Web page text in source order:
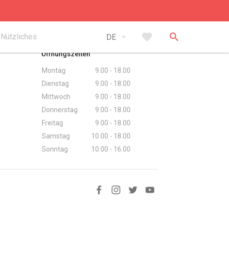
Nützliches DE arrow_drop_down favorite search
Öffnungszeiten
Montag
9.00 - 18.00
Dienstag
9.00 - 18.00
Mittwoch
9.00 - 18.00
Donnerstag
9.00 - 18.00
Freitag
9.00 - 18.00
Samstag
10.00 - 18.00
Sonntag
10.00 - 16.00